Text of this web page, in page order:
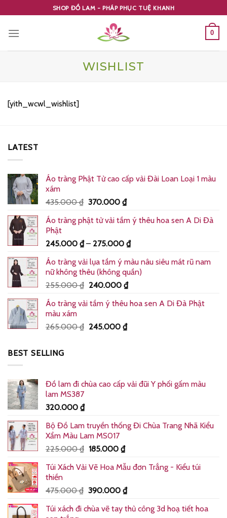
to
content
SHOP ĐỒ LAM - PHÁP PHỤC TUỆ KHANH
0
WISHLIST
[yith_wcwl_wishlist]
LATEST
Áo tràng Phật Tử cao cấp vải Đài Loan Loại 1 màu
xám
435.000₫ Giá
là:
370.000 ₫Giá
tại
370.000 ₫.
Áo tràng phật tử vải tầm ý thêu hoa sen A Di Đà
Phật
245.000 ₫ – 275.000 ₫Khoảng
từ
245.000 ₫
Áo tràng vải lụa tầm ý màu nâu siêu mát rũ nam
nữ không thêu (không quần)
255.000₫ Giá
là:
240.000 ₫Giá
tại
240.000 ₫.
Áo tràng vải tầm ý thêu hoa sen A Di Đà Phật
màu xám
265.000₫ Giá
245.000 ₫Giá
BEST SELLING
Đồ lam đi chùa cao cấp vải đũi Y phối gấm màu
lam MS387
320.000 ₫
Bộ Đồ Lam truyền thống Đi Chùa Trang Nhã Kiểu
Xẩm Màu Lam MS017
225.000₫ Giá
là:
185.000 ₫Giá
tại
185.000 ₫.
Túi Xách Vải Vẽ Hoa Mẫu đơn Trắng - Kiểu túi
thiền
475.000₫ Giá
là:
390.000 ₫Giá
tại
Túi xách đi chùa vẽ tay thủ công 3d hoạ tiết hoa